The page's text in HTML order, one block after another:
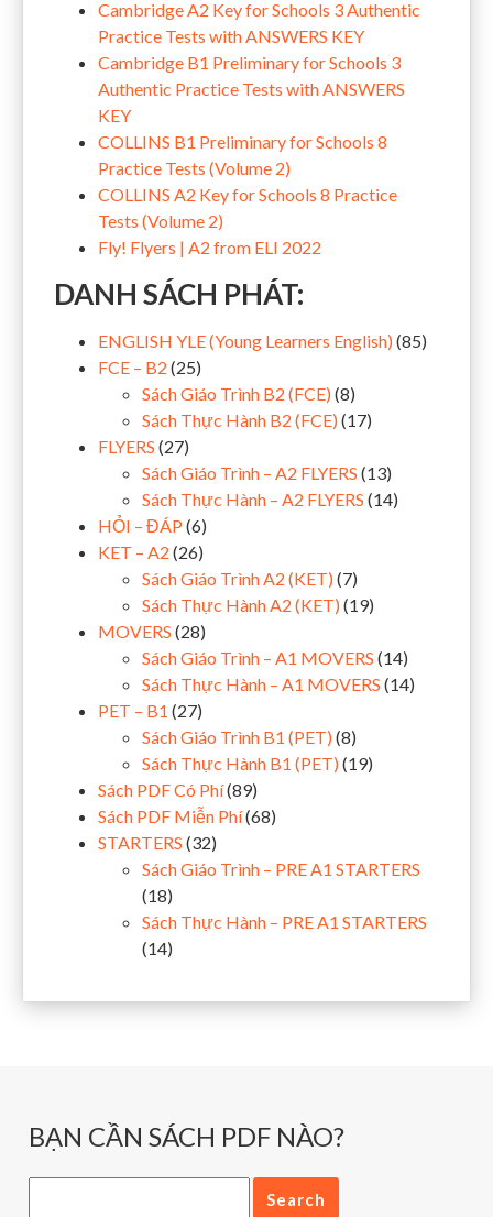
Cambridge A2 Key for Schools 3 Authentic
Practice Tests with ANSWERS KEY
Cambridge B1 Preliminary for Schools 3
Authentic Practice Tests with ANSWERS
KEY
COLLINS B1 Preliminary for Schools 8
Practice Tests (Volume 2)
COLLINS A2 Key for Schools 8 Practice
Tests (Volume 2)
Fly! Flyers | A2 from ELI 2022
DANH SÁCH PHÁT:
ENGLISH YLE (Young Learners English) (85)
FCE – B2 (25)
Sách Giáo Trình B2 (FCE) (8)
Sách Thực Hành B2 (FCE) (17)
FLYERS (27)
Sách Giáo Trình – A2 FLYERS (13)
Sách Thực Hành – A2 FLYERS (14)
HỎI – ĐÁP (6)
KET – A2 (26)
Sách Giáo Trình A2 (KET) (7)
Sách Thực Hành A2 (KET) (19)
MOVERS (28)
Sách Giáo Trình – A1 MOVERS (14)
Sách Thực Hành – A1 MOVERS (14)
PET – B1 (27)
Sách Giáo Trình B1 (PET) (8)
Sách Thực Hành B1 (PET) (19)
Sách PDF Có Phí(89)
Sách PDF Miễn Phí(68)
STARTERS (32)
Sách Giáo Trình – PRE A1 STARTERS
(18)
Sách Thực Hành – PRE A1 STARTERS
(14)
BẠN CẦN SÁCH PDF NÀO?